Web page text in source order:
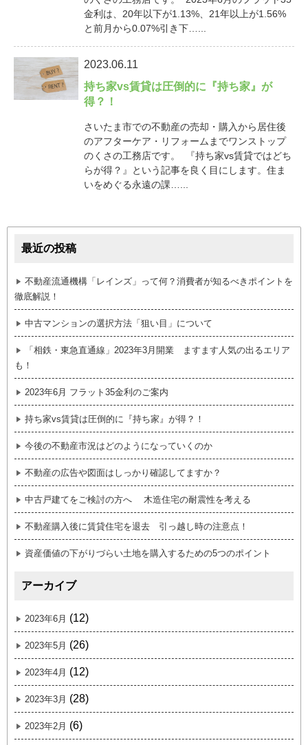
金利は、20年以下が1.13%、21年以上が1.56%
と前月から0.07%引き下…...
2023.06.11
持ち家vs賃貸は圧倒的に『持ち家』が
得？！
さいたま市での不動産の売却・購入から居住後
のアフターケア・リフォームまでワンストップ
のくさの工務店です。 『持ち家vs賃貸ではどち
らが得？』という記事を良く目にします。住ま
いをめぐる永遠の課…...
最近の投稿
不動産流通機構「レインズ」って何？消費者が知るべきポイントを
徹底解説！
中古マンションの選択方法「狙い目」について
「相鉄・東急直通線」2023年3月開業 ますます人気の出るエリア
も！
2023年6月 フラット35金利のご案内
持ち家vs賃貸は圧倒的に『持ち家』が得？！
今後の不動産市況はどのようになっていくのか
不動産の広告や図面はしっかり確認してますか？
中古戸建てをご検討の方へ 木造住宅の耐震性を考える
不動産購入後に賃貸住宅を退去 引っ越し時の注意点！
資産価値の下がりづらい土地を購入するための5つのポイント
アーカイブ
2023年6月 (12)
2023年5月 (26)
2023年4月 (12)
2023年3月 (28)
2023年2月 (6)